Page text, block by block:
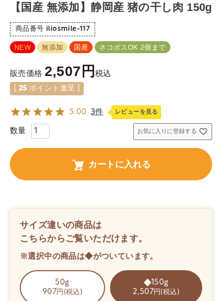
【国産 無添加】静岡産 猪の干し肉 150g
商品番号 iliosmile-117
NEW 無添加 国産 ネコポスOK 2個まで
販売価格 2,507 税込
25 ポイント進呈 ]
5.00 3件 レビューを見る
お気に入りに登録する
カートに入れる
サイズ違いの商品は
こちらからご覧いただけます。
※選択中の商品は◆がついています。
50g
907 円(税込)
150g
2,507 円(税込)